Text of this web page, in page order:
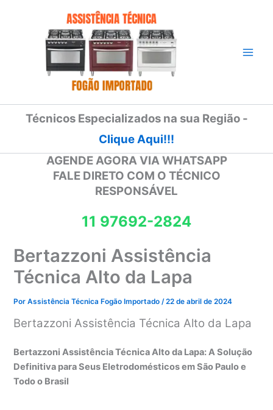
Técnicos Especializados na sua Região -
Clique Aqui!!!
AGENDE AGORA VIA WHATSAPP
FALE DIRETO COM O TÉCNICO
RESPONSÁVEL
11 97692-2824
Bertazzoni Assistência
Técnica Alto da Lapa
PorAssistência Técnica Fogão Importado/22 de abril de 2024
Bertazzoni Assistência Técnica Alto da Lapa
Bertazzoni Assistência Técnica Alto da Lapa: A Solução
Definitiva para Seus Eletrodomésticos em São Paulo e
Todo o Brasil